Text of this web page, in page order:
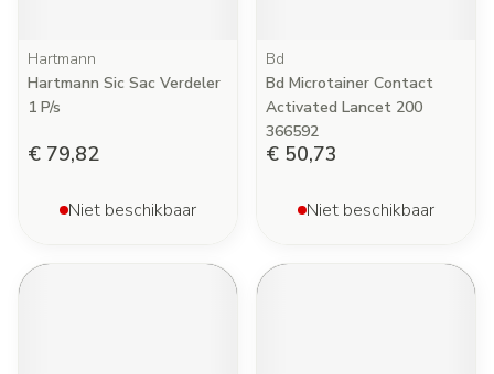
Hartmann
Hartmann Sic Sac Verdeler
1 P/s
€ 79,82
Niet beschikbaar
Bd
Bd Microtainer Contact
Activated Lancet 200
366592
€ 50,73
Niet beschikbaar